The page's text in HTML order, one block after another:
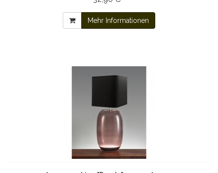
Mehr Informationen